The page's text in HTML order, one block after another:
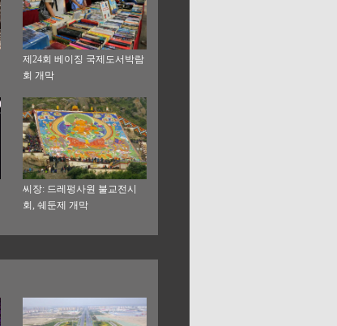
제24회 베이징 국제도서박람
회 개막
씨장: 드레펑사원 불교전시
회, 쉐둔제 개막